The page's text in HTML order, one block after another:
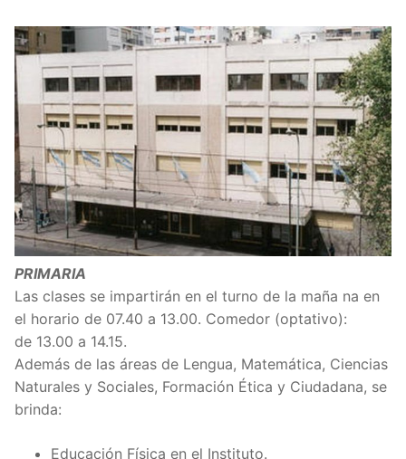
PRIMARIA
Las clases se impartirán en el turno de la maña na en
el horario de 07.40 a 13.00. Comedor (optativo):
de 13.00 a 14.15.
Además de las áreas de Lengua, Matemática, Ciencias
Naturales y Sociales, Formación Ética y Ciudadana, se
brinda:
Educación Física en el Instituto.